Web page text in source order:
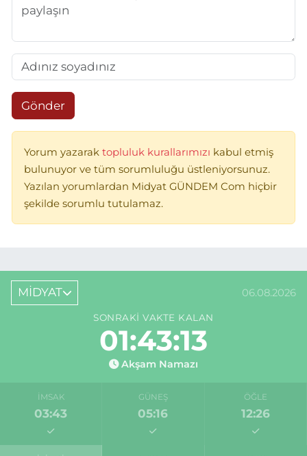
Gönder
Yorum yazarak topluluk kurallarımızı kabul etmiş
bulunuyor ve tüm sorumluluğu üstleniyorsunuz.
Yazılan yorumlardan Midyat GÜNDEM Com hiçbir
şekilde sorumlu tutulamaz.
MİDYAT 06.08.2026
SONRAKI VAKTE KALAN
01:43:13
Akşam Namazı
İMSAK
03:43
GÜNEŞ
05:16
ÖĞLE
12:26